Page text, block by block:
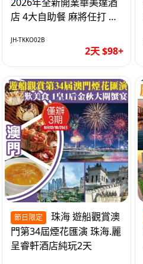
店 4大自助餐 麻將任打 抵
JH-TKKO02B
2天 $98+
節日限定
門第34屆煙花匯演 珠海.麗
呈睿軒酒店純玩2天